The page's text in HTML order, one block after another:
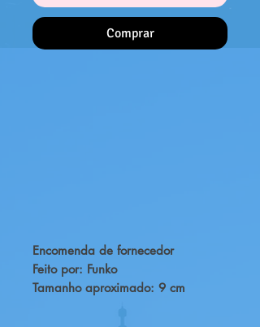
Comprar
Encomenda de fornecedor
Feito por: Funko
Tamanho aproximado: 9 cm